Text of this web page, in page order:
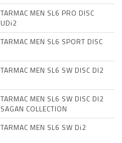
TARMAC MEN SL6 PRO DISC
UDi2
TARMAC MEN SL6 SPORT DISC
TARMAC MEN SL6 SW DISC DI2
TARMAC MEN SL6 SW DISC DI2
SAGAN COLLECTION
TARMAC MEN SL6 SW Di2